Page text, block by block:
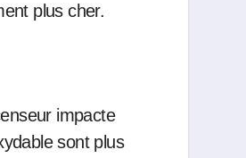
plus cher.
impacte
sont plus